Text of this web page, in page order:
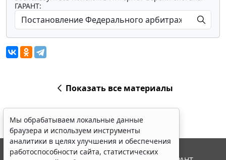
ГАРАНТ:
Показать все материалы
Мы обрабатываем локальные данные
браузера и используем инструменты
аналитики в целях улучшения и обеспечения
работоспособности сайта, статистических